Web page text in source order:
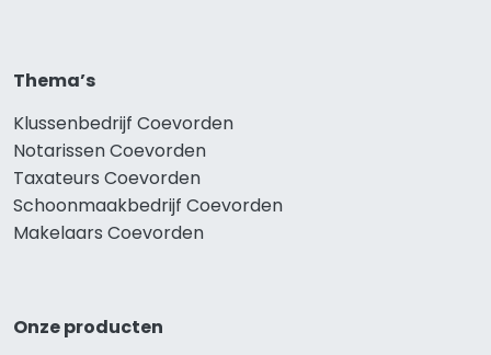
Thema’s
Klussenbedrijf Coevorden
Notarissen Coevorden
Taxateurs Coevorden
Schoonmaakbedrijf Coevorden
Makelaars Coevorden
Onze producten